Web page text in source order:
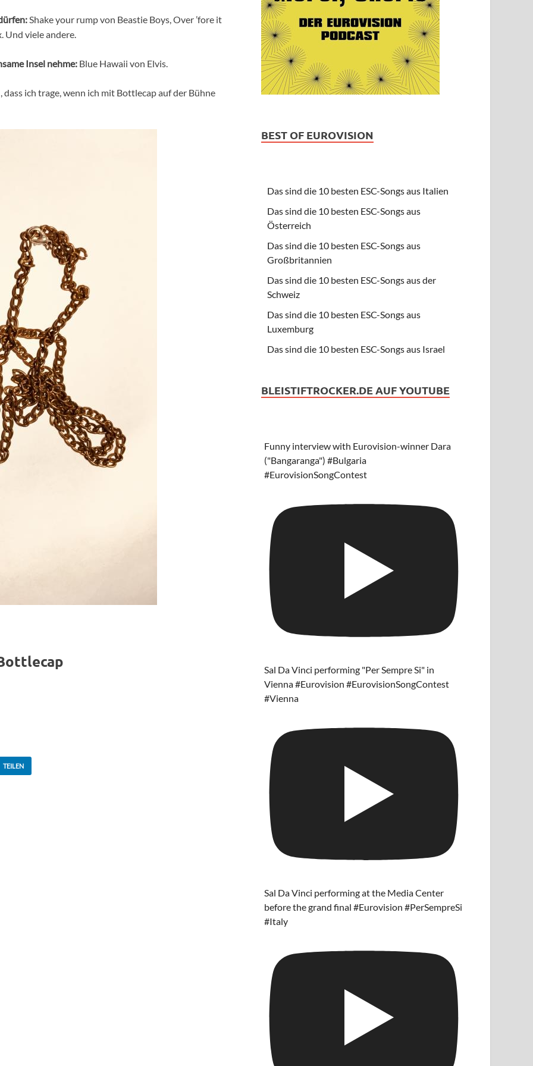
Shake your rump von Beastie Boys, Over ’fore it
Und viele andere.
Insel nehme: Blue Hawaii von Elvis.
ich trage, wenn ich mit Bottlecap auf der Bühne
TEILEN
BEST OF EUROVISION
Das sind die 10 besten ESC-Songs aus Italien
Das sind die 10 besten ESC-Songs aus
Österreich
Das sind die 10 besten ESC-Songs aus
Großbritannien
Das sind die 10 besten ESC-Songs aus der
Schweiz
Das sind die 10 besten ESC-Songs aus
Luxemburg
Das sind die 10 besten ESC-Songs aus Israel
BLEISTIFTROCKER.DE AUF YOUTUBE
Funny interview with Eurovision-winner Dara
("Bangaranga") #Bulgaria
#EurovisionSongContest
Sal Da Vinci performing "Per Sempre Si" in
Vienna #Eurovision #EurovisionSongContest
#Vienna
Sal Da Vinci performing at the Media Center
before the grand final #Eurovision #PerSempreSi
#Italy